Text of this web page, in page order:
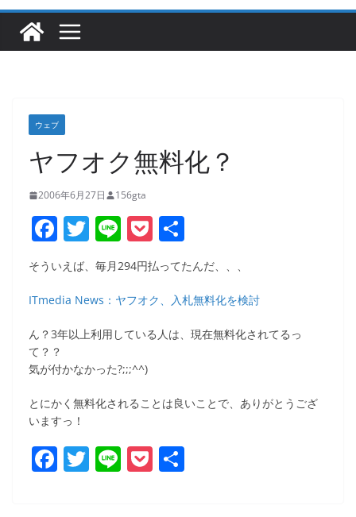
ウェブ
ヤフオク無料化？
2006年6月27日 156gta
F
a
c
e
b
o
o
k
T
w
itt
er
Li
n
e
P
o
ck
et
有
そういえば、毎月294円払ってたんだ、、、
ITmedia News：ヤフオク、入札無料化を検討
ん？3年以上利用している人は、現在無料化されてるっ
て？？
気が付かなかった?;;;^^)
とにかく無料化されることは良いことで、ありがとうござ
いますっ！
F T Li P